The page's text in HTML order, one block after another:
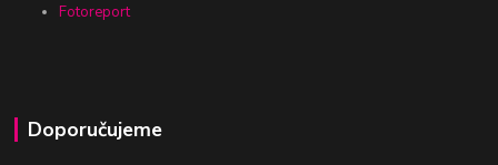
Fotoreport
Doporučujeme